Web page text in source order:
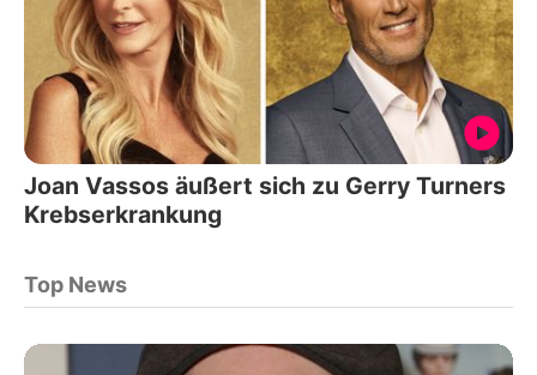
Joan Vassos äußert sich zu Gerry Turners
Krebserkrankung
Top News